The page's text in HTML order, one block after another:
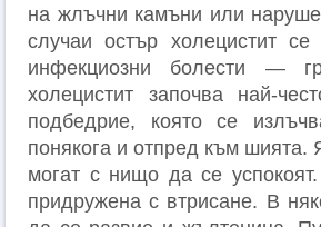
на жлъчни камъни или
случаи остър холецистит
инфекциозни болести —
холецистит започва най-
подбедрие, която се
понякога и отпред към
могат с нищо да се
придружена с втрисане. В